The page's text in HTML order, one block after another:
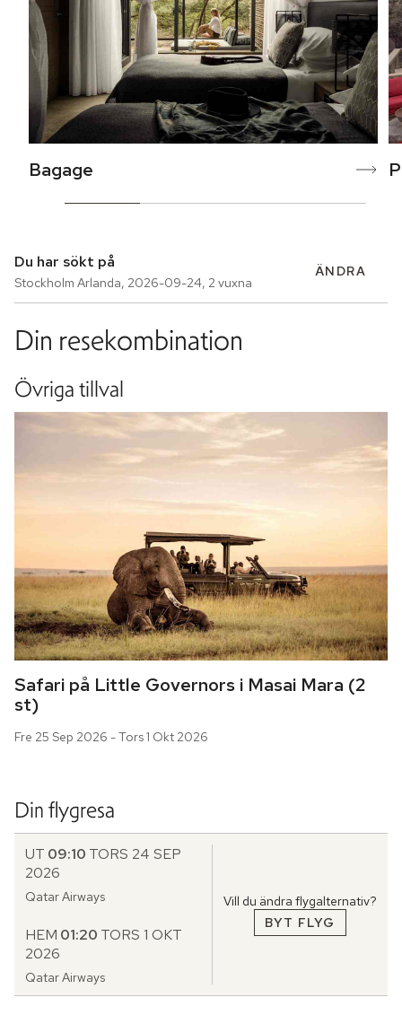
Bagage
Du har sökt på
Stockholm Arlanda, 2026-09-24, 2 vuxna
ÄNDRA
Din resekombination
Övriga tillval
Safari på Little Governors i Masai Mara (2
st)
Fre 25 Sep 2026 - Tors 1 Okt 2026
Din flygresa
UT 09:10 TORS 24 SEP
2026
Qatar Airways
HEM 01:20 TORS 1 OKT
2026
Qatar Airways
BYT FLYG
Vill du ändra flygalternativ?